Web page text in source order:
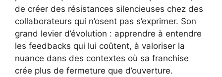
de créer des résistances silencieuses chez des
collaborateurs qui n’osent pas s’exprimer. Son
grand levier d’évolution : apprendre à entendre
les feedbacks qui lui coûtent, à valoriser la
nuance dans des contextes où sa franchise
crée plus de fermeture que d’ouverture.